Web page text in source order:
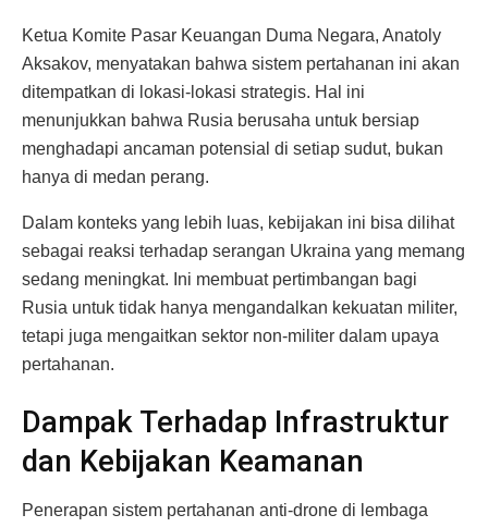
Ketua Komite Pasar Keuangan Duma Negara, Anatoly
Aksakov, menyatakan bahwa sistem pertahanan ini akan
ditempatkan di lokasi-lokasi strategis. Hal ini
menunjukkan bahwa Rusia berusaha untuk bersiap
menghadapi ancaman potensial di setiap sudut, bukan
hanya di medan perang.
Dalam konteks yang lebih luas, kebijakan ini bisa dilihat
sebagai reaksi terhadap serangan Ukraina yang memang
sedang meningkat. Ini membuat pertimbangan bagi
Rusia untuk tidak hanya mengandalkan kekuatan militer,
tetapi juga mengaitkan sektor non-militer dalam upaya
pertahanan.
Dampak Terhadap Infrastruktur
dan Kebijakan Keamanan
Penerapan sistem pertahanan anti-drone di lembaga